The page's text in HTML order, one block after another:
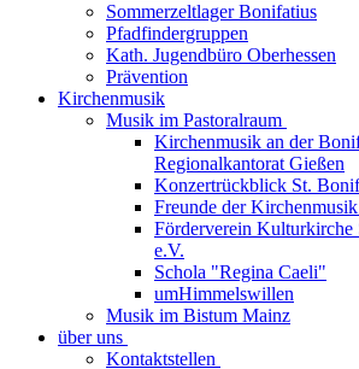
Sommerzeltlager Bonifatius
Pfadfindergruppen
Kath. Jugendbüro Oberhessen
Prävention
Kirchenmusik
Musik im Pastoralraum
Kirchenmusik an der
Regionalkantorat Gießen
Konzertrückblick St.
Freunde der
Förderverein Kulturkirche
e.V.
Schola "Regina Caeli"
umHimmelswillen
Musik im Bistum Mainz
über uns
Kontaktstellen